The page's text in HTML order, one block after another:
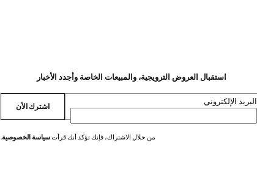
استقبال العروض الترويجية، والمبيعات الخاصة وأجدد الأخبار
البريد الإلكتروني اشترك الأن
من خلال الاشتراك، فإنك تؤكد أنك قرأتسياسة الخصوصية.